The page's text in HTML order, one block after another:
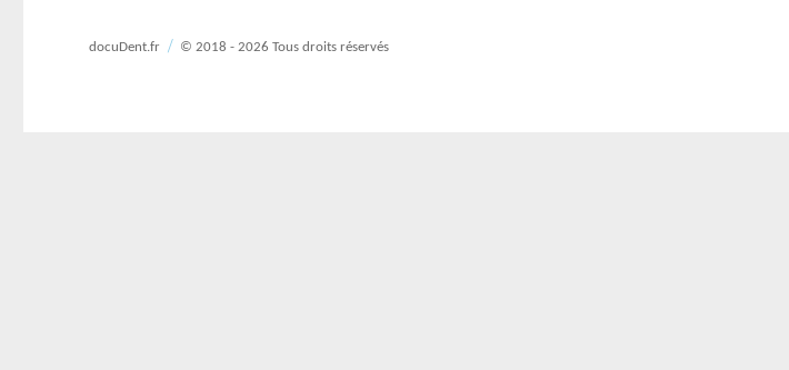
docuDent.fr © 2018 - 2026 Tous droits réservés